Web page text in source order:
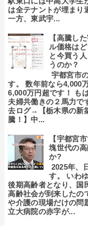
は全テナントが埋まり
一方、東武宇...
【高騰し
ル価格は
と今買う
うのか？
宇都宮市
す。 数年前なら4,000
6,000万円超です！ も
夫婦共働きの２馬力で
去ログ→【栃木県の新
騰！】中...
【宇都宮
塊世代の
か?
2025年、
す。 いわ
後期高齢者となり、国
高齢社会が到来したの
や介護の現場だけの問
立大病院の赤字が...